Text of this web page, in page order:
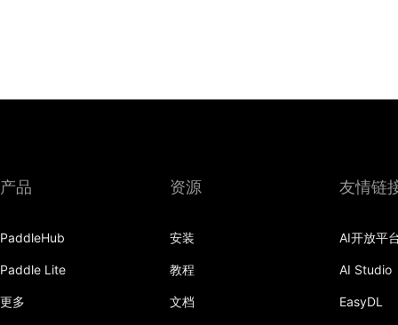
产品
PaddleHub
Paddle Lite
更多
资源
安装
教程
文档
友情链
AI开放平
AI Studio
EasyDL